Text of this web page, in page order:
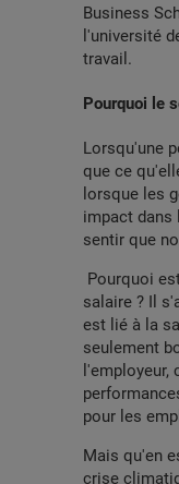
Business
l'université
travail.
Pourquoi le
Lorsqu'une
que ce
lorsque les
impact dans
sentir que
Pourquoi
salaire ? Il
est lié à la
seulement
pour les
Mais qu'en
crise